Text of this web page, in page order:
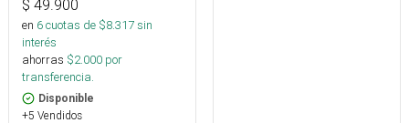
$ 49.900
en 6cuotas de $8.317sin
interés
ahorras $2.000 por
transferencia.
Disponible
+5 Vendidos